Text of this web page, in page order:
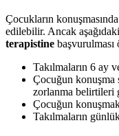
Çocukların
edilebilir. Ancak
terapistine başvurulması
Takılmaların 6 ay
Çocuğun konuşma
zorlanma belirtileri
Çocuğun
Takılmaların